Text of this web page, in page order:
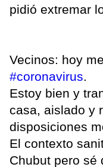
pidió extremar
Vecinos: hoy
#coronavirus.
Estoy bien y
casa, aislado y
disposiciones
El contexto
Chubut pero sé